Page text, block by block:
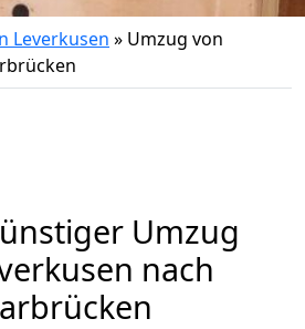
Leverkusen » Umzug von
Umzug
nach